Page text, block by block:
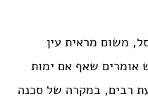
משום מראית עין
אומרים שאף אם ימות
רבים, במקרה של סכנה